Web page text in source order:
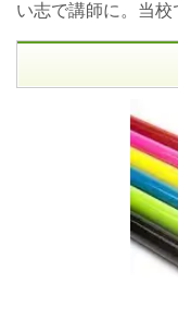
い志で講師に。当校